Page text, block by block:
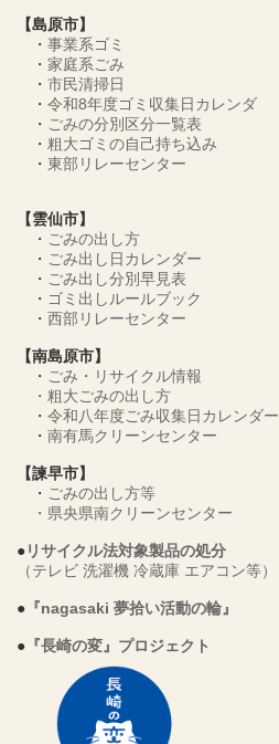
【島原市】
・ 事業系ゴミ
・ 家庭系ごみ
・ 市民清掃日
・ 令和8年度ゴミ収集日カレンダ
・ ごみの分別区分一覧表
・ 粗大ゴミの自己持ち込み
・ 東部リレーセンター
【雲仙市】
・ ごみの出し方
・ ごみ出し日カレンダー
・ ごみ出し分別早見表
・ ゴミ出しルールブック
・ 西部リレーセンター
【南島原市】
・ ごみ・リサイクル情報
・ 粗大ごみの出し方
・ 令和八年度ごみ収集日カレンダー
・ 南有馬クリーンセンター
【諫早市】
・ ごみの出し方等
・ 県央県南クリーンセンター
●リサイクル法対象製品の処分
（テレビ 洗濯機 冷蔵庫 エアコン等）
● 『nagasaki 夢拾い活動の輪』
● 『長崎の変』プロジェクト